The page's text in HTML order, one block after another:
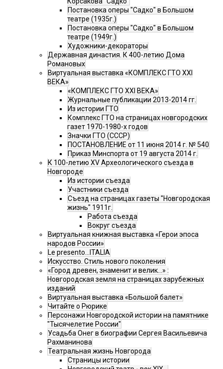
Постановка оперы "Садко" в Большом
театре (1935г.)
Постановка оперы "Садко" в Большом
театре (1949г.)
Художники-декораторы
Державная династия. К 400-летию Дома
Романовых
Виртуальная выставка «КОМПЛЕКС ГТО XXI
ВЕКА»
«КОМПЛЕКС ГТО XXI ВЕКА»
Журнальные публикации 2013-2014 гг.
Из истории ГТО
Комплекс ГТО на страницах новгородских
газет 1970-1980-х годов
Значки ГТО (СССР)
ПОСТАНОВЛЕНИЕ от 11 июня 2014 г. № 540
Приказ Минспорта от 19 августа 2014 г.
К 100-летию XV Археологического съезда в
Новгороде
Из истории съезда
Участники съезда
Cъезд на страницах газеты "Новгородская
жизнь" 1911г.
Работа съезда
Вокруг съезда
Виртуальная книжная выставка «Герои эпоса
народов России»
Le presento...ITALIA
Искусство. Стиль нового поколения
«Город древен, знаменит и велик…» :
Новгородская земля на страницах зарубежных
изданий
Виртуальная выставка «Большой балет»
Читайте о Рюрике
Персонажи Новгородской истории на памятнике
"Тысячелетие России"
Усадьба Онег в биографии Сергея Васильевича
Рахманинова
Театральная жизнь Новгорода
Страницы истории